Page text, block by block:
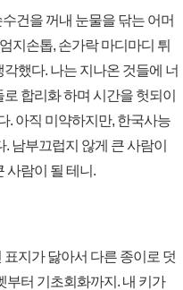
건을 꺼내 눈물을 닦는 어머
지손톱, 손가락 마디마디 튀
했다. 나는 지나온 것들에 너
합리화 하며 시간을 헛되이
. 아직 미약하지만, 한국사능
남부끄럽지 않게 큰 사람이
사람이 될 테니.
지가 닳아서 다른 종이로 덧
부터 기초회화까지. 내 키가